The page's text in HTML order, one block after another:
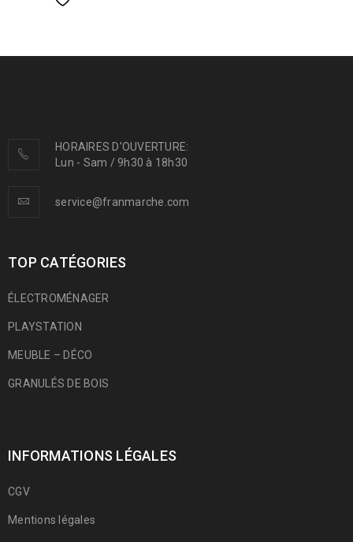
HORAIRES D'OUVERTURE:
Lun - Sam / 9h30 à 18h30
service@franmarche.com
TOP CATÉGORIES
ÉLECTROMÉNAGER
PLAYSTATION
MEUBLE – DÉCO
GRANULÉS DE BOIS
INFORMATIONS LÉGALES
CGV
Mentions légales